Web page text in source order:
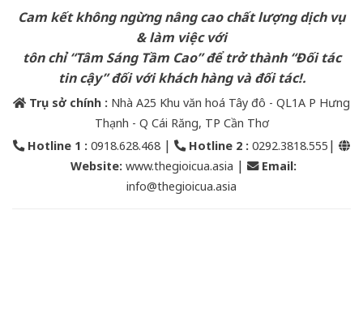
Cam kết không ngừng nâng cao chất lượng dịch vụ
& làm việc với
tôn chỉ “Tâm Sáng Tầm Cao” để trở thành “Đối tác
tin cậy” đối với khách hàng và đối tác!.
Trụ sở chính : Nhà A25 Khu văn hoá Tây đô - QL1A P Hưng
Thạnh - Q Cái Răng, TP Cần Thơ
Hotline 1 : 0918.628.468 | Hotline 2 : 0292.3818.555 |
Website: www.thegioicua.asia | Email:
info@thegioicua.asia